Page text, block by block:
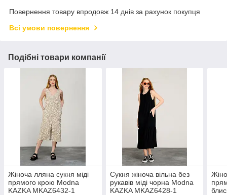
Повернення товару впродовж 14 днів за рахунок покупця
Всі умови повернення
Подібні товари компанії
Жіноча лляна сукня міді
прямого крою Modna
KAZKA MKAZ6432-1
Сукня жіноча вільна без
рукавів міді чорна Modna
KAZKA MKAZ6428-1